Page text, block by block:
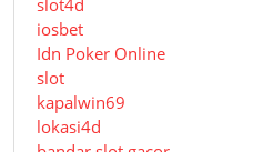
slot4d
iosbet
Idn Poker Online
slot
kapalwin69
lokasi4d